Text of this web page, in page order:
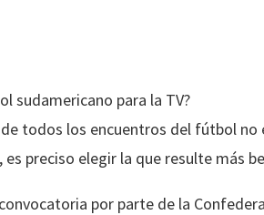
sudamericano para la TV?
todos los encuentros del fútbol no
preciso elegir la que resulte más
por parte de la